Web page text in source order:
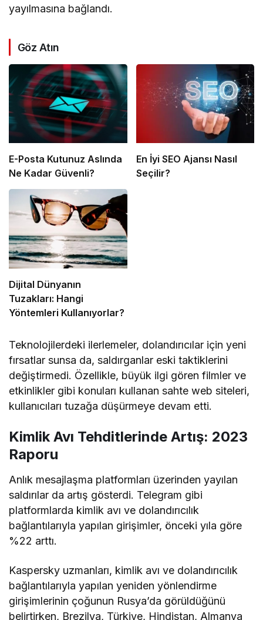
yayılmasına bağlandı.
Göz Atın
E-Posta Kutunuz Aslında
Ne Kadar Güvenli?
En İyi SEO Ajansı Nasıl
Seçilir?
Dijital Dünyanın
Tuzakları: Hangi
Yöntemleri Kullanıyorlar?
Teknolojilerdeki ilerlemeler, dolandırıcılar için yeni
fırsatlar sunsa da, saldırganlar eski taktiklerini
değiştirmedi. Özellikle, büyük ilgi gören filmler ve
etkinlikler gibi konuları kullanan sahte web siteleri,
kullanıcıları tuzağa düşürmeye devam etti.
Kimlik Avı Tehditlerinde Artış: 2023
Raporu
Anlık mesajlaşma platformları üzerinden yayılan
saldırılar da artış gösterdi. Telegram gibi
platformlarda kimlik avı ve dolandırıcılık
bağlantılarıyla yapılan girişimler, önceki yıla göre
%22 arttı.
Kaspersky uzmanları, kimlik avı ve dolandırıcılık
bağlantılarıyla yapılan yeniden yönlendirme
girişimlerinin çoğunun Rusya’da görüldüğünü
belirtirken, Brezilya, Türkiye, Hindistan, Almanya